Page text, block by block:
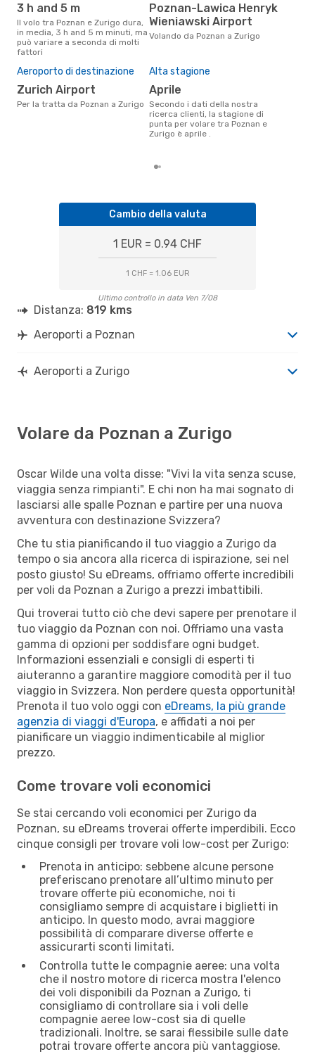
3 h and 5 m
Il volo tra Poznan e Zurigo dura,
in media, 3 h and 5 m minuti, ma
può variare a seconda di molti
fattori
Poznan-Lawica Henryk
Wieniawski Airport
Volando da Poznan a Zurigo
Aeroporto di destinazione
Zurich Airport
Per la tratta da Poznan a Zurigo
Alta stagione
aprile
Secondo i dati della nostra
ricerca clienti, la stagione di
punta per volare tra Poznan e
Zurigo è aprile .
Cambio della valuta
1 EUR = 0.94 CHF
1 CHF = 1.06 EUR
Ultimo controllo in data Ven 7/08
Distanza: 819 kms
Aeroporti a Poznan
Aeroporti a Zurigo
Volare da Poznan a Zurigo
Oscar Wilde una volta disse: "Vivi la vita senza scuse,
viaggia senza rimpianti". E chi non ha mai sognato di
lasciarsi alle spalle Poznan e partire per una nuova
avventura con destinazione Svizzera?
Che tu stia pianificando il tuo viaggio a Zurigo da
tempo o sia ancora alla ricerca di ispirazione, sei nel
posto giusto! Su eDreams, offriamo offerte incredibili
per voli da Poznan a Zurigo a prezzi imbattibili.
Qui troverai tutto ciò che devi sapere per prenotare il
tuo viaggio da Poznan con noi. Offriamo una vasta
gamma di opzioni per soddisfare ogni budget.
Informazioni essenziali e consigli di esperti ti
aiuteranno a garantire maggiore comodità per il tuo
viaggio in Svizzera. Non perdere questa opportunità!
Prenota il tuo volo oggi con eDreams, la più grande
agenzia di viaggi d'Europa, e affidati a noi per
pianificare un viaggio indimenticabile al miglior
prezzo.
Come trovare voli economici
Se stai cercando voli economici per Zurigo da
Poznan, su eDreams troverai offerte imperdibili. Ecco
cinque consigli per trovare voli low-cost per Zurigo:
Prenota in anticipo: sebbene alcune persone
preferiscano prenotare all’ultimo minuto per
trovare offerte più economiche, noi ti
consigliamo sempre di acquistare i biglietti in
anticipo. In questo modo, avrai maggiore
possibilità di comparare diverse offerte e
assicurarti sconti limitati.
Controlla tutte le compagnie aeree: una volta
che il nostro motore di ricerca mostra l'elenco
dei voli disponibili da Poznan a Zurigo, ti
consigliamo di controllare sia i voli delle
compagnie aeree low-cost sia di quelle
tradizionali. Inoltre, se sarai flessibile sulle date
potrai trovare offerte ancora più vantaggiose.